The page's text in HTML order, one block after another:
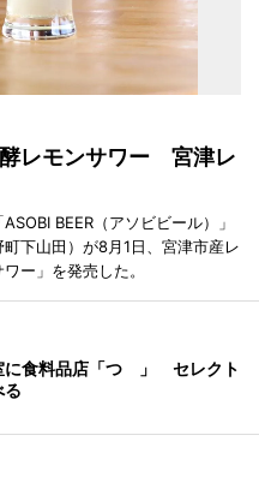
レモンサワー 宮津レ
BEER（アソビビール）」
下山田）が8月1日、宮津市産レ
ー」を発売した。
に食料品店「つゝ」 セレクト
る